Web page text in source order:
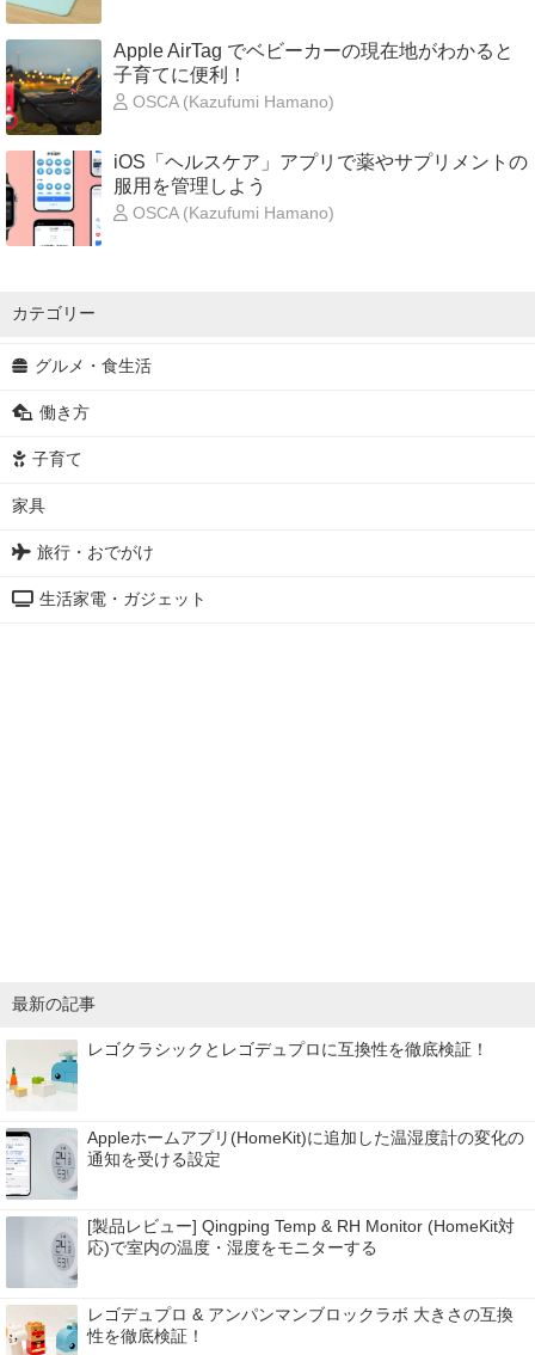
Apple AirTag でベビーカーの現在地がわかると
子育てに便利！
OSCA (Kazufumi Hamano)
iOS「ヘルスケア」アプリで薬やサプリメントの
服用を管理しよう
OSCA (Kazufumi Hamano)
カテゴリー
グルメ・食生活
働き方
子育て
家具
旅行・おでがけ
生活家電・ガジェット
最新の記事
レゴクラシックとレゴデュプロに互換性を徹底検証！
Appleホームアプリ(HomeKit)に追加した温湿度計の変化の
通知を受ける設定
[製品レビュー] Qingping Temp & RH Monitor (HomeKit対
応)で室内の温度・湿度をモニターする
レゴデュプロ & アンパンマンブロックラボ 大きさの互換
性を徹底検証！